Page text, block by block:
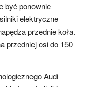
być ponownie
elektryczne
przednie koła.
przedniej osi do 150
Audi